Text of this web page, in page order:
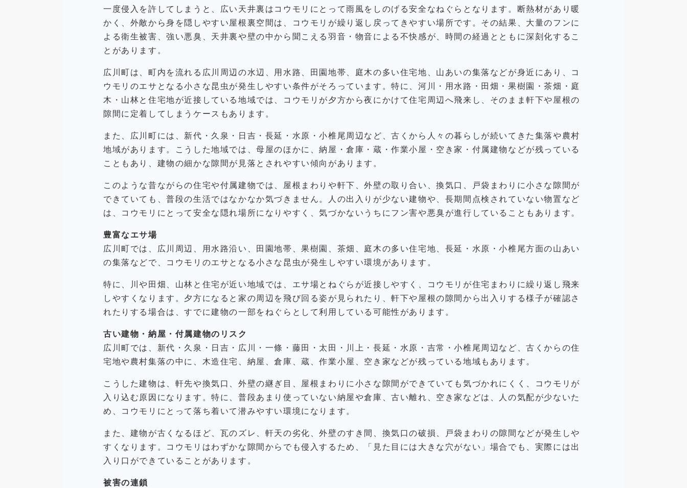
一度侵入を許してしまうと、広い天井裏はコウモリにとって雨風をしのげる安全なねぐらとなります。断熱材があり暖
かく、外敵から身を隠しやすい屋根裏空間は、コウモリが繰り返し戻ってきやすい場所です。その結果、大量のフンに
よる衛生被害、強い悪臭、天井裏や壁の中から聞こえる羽音・物音による不快感が、時間の経過とともに深刻化するこ
とがあります。
広川町は、町内を流れる広川周辺の水辺、用水路、田園地帯、庭木の多い住宅地、山あいの集落などが身近にあり、コ
ウモリのエサとなる小さな昆虫が発生しやすい条件がそろっています。特に、河川・用水路・田畑・果樹園・茶畑・庭
木・山林と住宅地が近接している地域では、コウモリが夕方から夜にかけて住宅周辺へ飛来し、そのまま軒下や屋根の
隙間に定着してしまうケースもあります。
また、広川町には、新代・久泉・日吉・長延・水原・小椎尾周辺など、古くから人々の暮らしが続いてきた集落や農村
地域があります。こうした地域では、母屋のほかに、納屋・倉庫・蔵・作業小屋・空き家・付属建物などが残っている
こともあり、建物の細かな隙間が見落とされやすい傾向があります。
このような昔ながらの住宅や付属建物では、屋根まわりや軒下、外壁の取り合い、換気口、戸袋まわりに小さな隙間が
できていても、普段の生活ではなかなか気づきません。人の出入りが少ない建物や、長期間点検されていない物置など
は、コウモリにとって安全な隠れ場所になりやすく、気づかないうちにフン害や悪臭が進行していることもあります。
豊富なエサ場
広川町では、広川周辺、用水路沿い、田園地帯、果樹園、茶畑、庭木の多い住宅地、長延・水原・小椎尾方面の山あい
の集落などで、コウモリのエサとなる小さな昆虫が発生しやすい環境があります。
特に、川や田畑、山林と住宅が近い地域では、エサ場とねぐらが近接しやすく、コウモリが住宅まわりに繰り返し飛来
しやすくなります。夕方になると家の周辺を飛び回る姿が見られたり、軒下や屋根の隙間から出入りする様子が確認さ
れたりする場合は、すでに建物の一部をねぐらとして利用している可能性があります。
古い建物・納屋・付属建物のリスク
広川町では、新代・久泉・日吉・広川・一條・藤田・太田・川上・長延・水原・吉常・小椎尾周辺など、古くからの住
宅地や農村集落の中に、木造住宅、納屋、倉庫、蔵、作業小屋、空き家などが残っている地域もあります。
こうした建物は、軒先や換気口、外壁の継ぎ目、屋根まわりに小さな隙間ができていても気づかれにくく、コウモリが
入り込む原因になります。特に、普段あまり使っていない納屋や倉庫、古い離れ、空き家などは、人の気配が少ないた
め、コウモリにとって落ち着いて潜みやすい環境になります。
また、建物が古くなるほど、瓦のズレ、軒天の劣化、外壁のすき間、換気口の破損、戸袋まわりの隙間などが発生しや
すくなります。コウモリはわずかな隙間からでも侵入するため、「見た目には大きな穴がない」場合でも、実際には出
入り口ができていることがあります。
被害の連鎖